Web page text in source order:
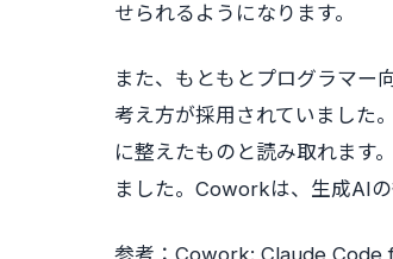
せられるようになります。
また、もともとプログラマー
考え方が採用されていました
に整えたものと読み取れます
ました。Coworkは、生成AI